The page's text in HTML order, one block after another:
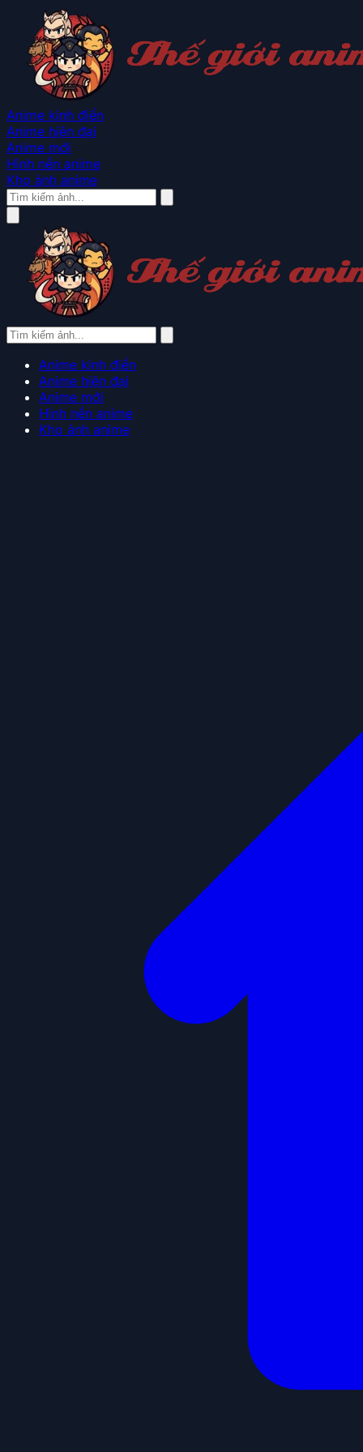
Anime kinh điển
Anime hiện đại
Anime mới
Hình nền anime
Kho ảnh anime
Anime kinh điển
Anime hiện đại
Anime mới
Hình nền anime
Kho ảnh anime